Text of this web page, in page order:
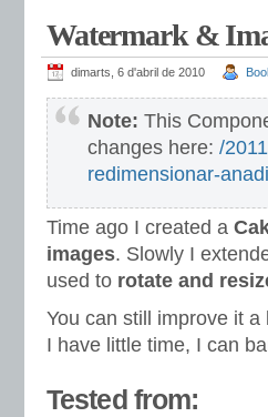
Watermark &
dimarts, 6 d'abril de 2010
Note: This
changes here: /
redimensionar-
Time ago I created a
images. Slowly I
used to rotate and
You can still improve it
I have little time, I can
Tested from: